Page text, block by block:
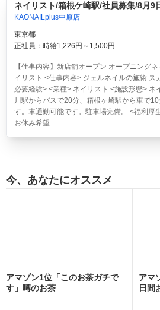
ネイリスト/箱根ケ崎駅/社員募集/8月9
KAONAILplus中原店
東京都
正社員：時給1,226円～1,500円
【仕事内容】新店舗オープン オープニング
イリスト <仕事内容> ジェルネイルの施術 ス
必要経験> <業種> ネイリスト <施設形態> ネ
川駅からバスで20分、箱根ヶ崎駅から車で
す。車通勤可能です。駐車場完備。 <福利厚
お休み希望...
今、あなたにオススメ
アマゾン1位「このお茶ガチで
す」噂のお茶
アマ
日間